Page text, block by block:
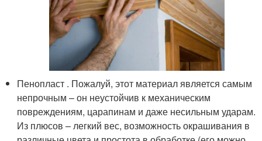
Пенопласт . Пожалуй, этот материал является самым
непрочным – он неустойчив к механическим
повреждениям, царапинам и даже несильным ударам.
Из плюсов – легкий вес, возможность окрашивания в